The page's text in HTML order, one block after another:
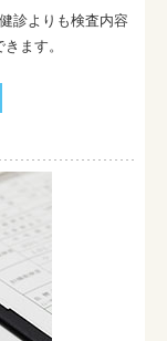
診よりも検査内容
ます。